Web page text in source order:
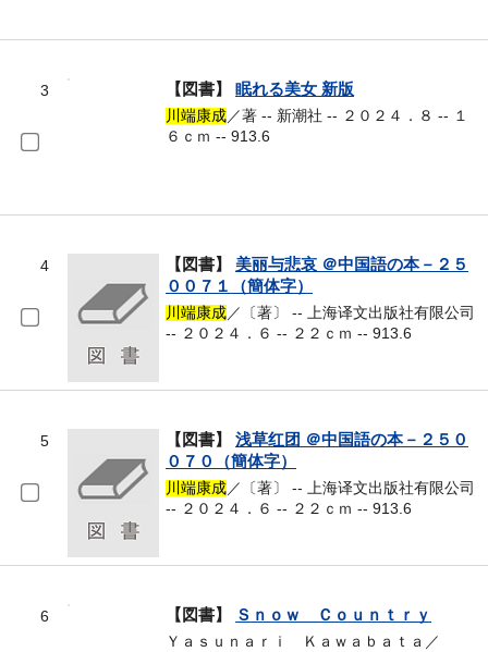
3 【図書】 眠れる美女 新版
川端康成／著 -- 新潮社 -- ２０２４．８ -- １
６ｃｍ -- 913.6
4 【図書】
美丽与悲哀 ＠中国語の本－２５
００７１（簡体字）
川端康成／〔著〕 -- 上海译文出版社有限公司
-- ２０２４．６ -- ２２ｃｍ -- 913.6
5 【図書】
浅草红团 ＠中国語の本－２５０
０７０（簡体字）
川端康成／〔著〕 -- 上海译文出版社有限公司
-- ２０２４．６ -- ２２ｃｍ -- 913.6
6 【図書】 Ｓｎｏｗ Ｃｏｕｎｔｒｙ
Ｙａｓｕｎａｒｉ Ｋａｗａｂａｔａ／